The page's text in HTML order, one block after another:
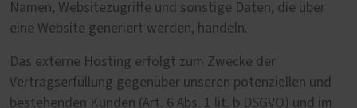
Namen, Websitezugriffe und sonstige Daten, die über
eine Website generiert werden, handeln.
Das externe Hosting erfolgt zum Zwecke der
Vertragserfüllung gegenüber unseren potenziellen und
bestehenden Kunden (Art. 6 Abs. 1 lit. b DSGVO) und im